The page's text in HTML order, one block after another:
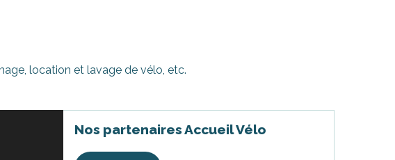
location et lavage de vélo, etc.
Nos partenaires Accueil Vélo